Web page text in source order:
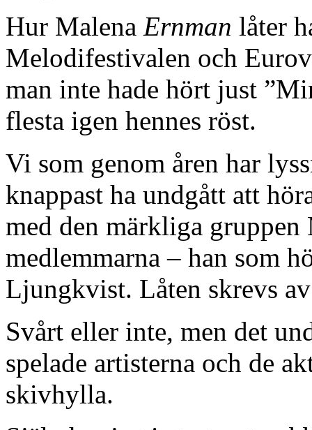
Hur Malena Ernman låter
Melodifestivalen och
man inte hade hört just
flesta igen hennes röst.
Vi som genom åren har
knappast ha undgått att
med den märkliga
medlemmarna – han som
Ljungkvist. Låten skrevs
Svårt eller inte, men det
spelade artisterna och de
skivhylla.